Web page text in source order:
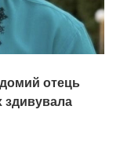
отець
здивувала